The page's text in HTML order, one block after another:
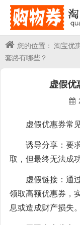
您的位置： 淘宝优
套路有哪些？
虚假优
虚假优惠券常
诱导分享：要
取，但最终无法成
虚假链接：通
领取高额优惠券，
息或造成财产损失。